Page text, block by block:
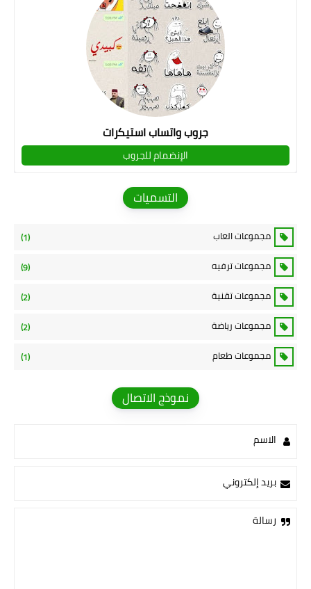
جروب واتساب استيكرات
الإنضمام للجروب
التسميات
مجموعات العاب (1)
مجموعات ترفيه (9)
مجموعات تقنية (2)
مجموعات رياضة (2)
مجموعات طعام (1)
نموذج الاتصال
الاسم
بريد إلكتروني
رسالة